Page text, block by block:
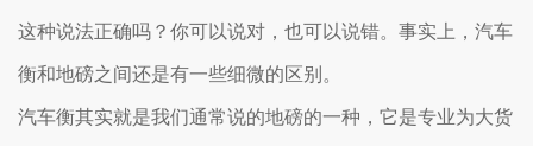
这种说法正确吗？你可以说对，也可以说错。事实上，汽车
衡和地磅之间还是有一些细微的区别。
汽车衡其实就是我们通常说的地磅的一种，它是专业为大货